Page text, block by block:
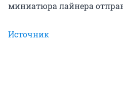
миниатюра лайнера
Источник